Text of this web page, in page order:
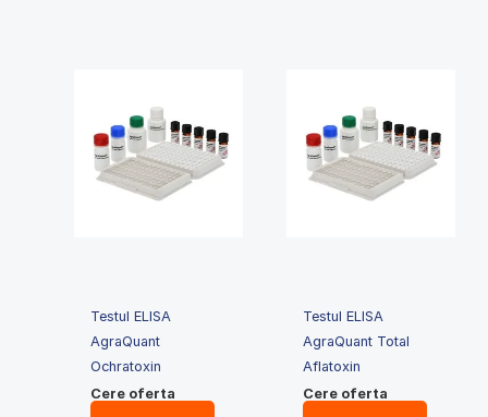
Testul ELISA
AgraQuant
Ochratoxin
Cere oferta
Testul ELISA
AgraQuant Total
Aflatoxin
Cere oferta